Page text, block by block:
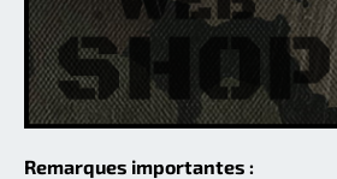
Remarques importantes :